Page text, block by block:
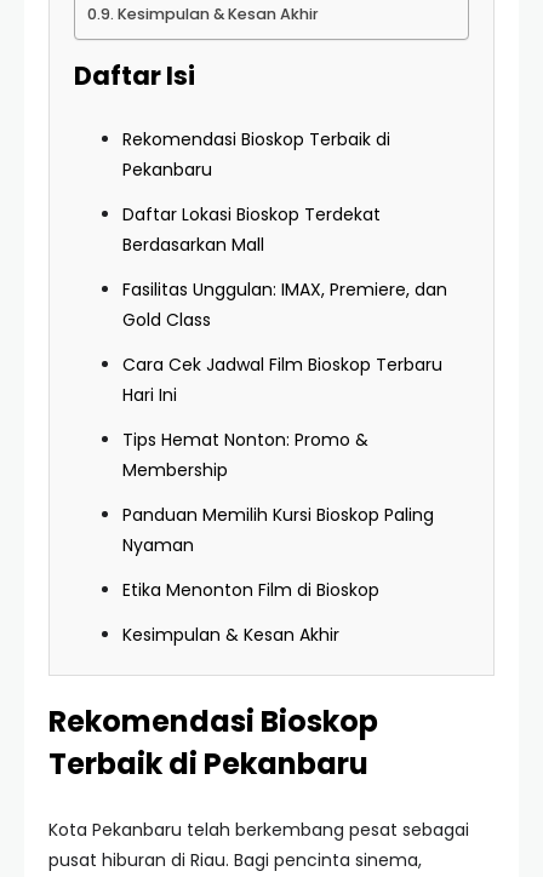
Kesimpulan & Kesan Akhir
Daftar Isi
Rekomendasi Bioskop Terbaik di
Pekanbaru
Daftar Lokasi Bioskop Terdekat
Berdasarkan Mall
Fasilitas Unggulan: IMAX, Premiere, dan
Gold Class
Cara Cek Jadwal Film Bioskop Terbaru
Hari Ini
Tips Hemat Nonton: Promo &
Membership
Panduan Memilih Kursi Bioskop Paling
Nyaman
Etika Menonton Film di Bioskop
Kesimpulan & Kesan Akhir
Rekomendasi Bioskop
Terbaik di Pekanbaru
Kota Pekanbaru telah berkembang pesat sebagai
pusat hiburan di Riau. Bagi pencinta sinema,